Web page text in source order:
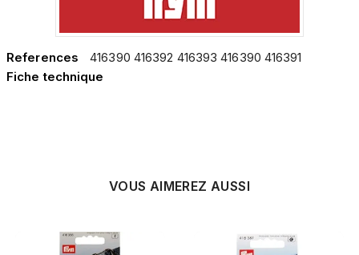
References
416390 416392 416393 416390 416391
Fiche technique
VOUS AIMEREZ AUSSI